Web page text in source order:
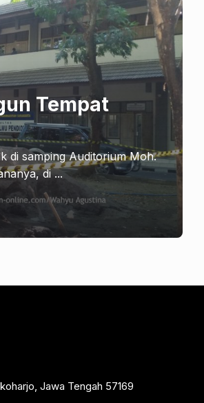
Tempat
di samping Auditorium Moh.
di ...
Jawa Tengah 57169